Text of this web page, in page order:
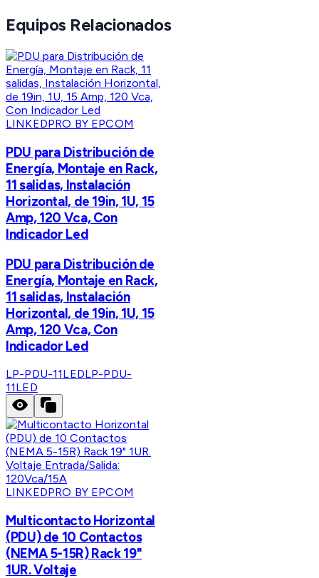
Equipos Relacionados
LINKEDPRO BY EPCOM
PDU para Distribución de
Energía, Montaje en Rack,
11 salidas, Instalación
Horizontal, de 19in, 1U, 15
Amp, 120 Vca, Con
Indicador Led
PDU para Distribución de
Energía, Montaje en Rack,
11 salidas, Instalación
Horizontal, de 19in, 1U, 15
Amp, 120 Vca, Con
Indicador Led
LP-PDU-11LEDLP-PDU-
11LED
LINKEDPRO BY EPCOM
Multicontacto Horizontal
(PDU) de 10 Contactos
(NEMA 5-15R) Rack 19"
1UR. Voltaje